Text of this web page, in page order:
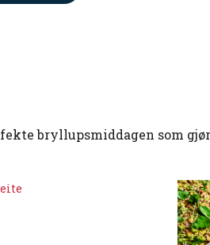
bryllupsmiddagen som